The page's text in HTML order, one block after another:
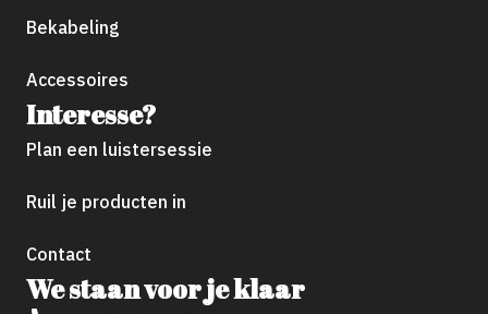
Bekabeling
Accessoires
Interesse?
Plan een luistersessie
Ruil je producten in
Contact
We staan voor je klaar